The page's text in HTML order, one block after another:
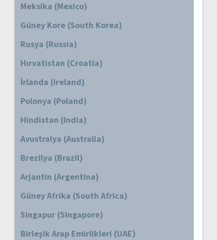
Meksika (Mexico)
Güney Kore (South Korea)
Rusya (Russia)
Hırvatistan (Croatia)
İrlanda (Ireland)
Polonya (Poland)
Hindistan (India)
Avustralya (Australia)
Brezilya (Brazil)
Arjantin (Argentina)
Güney Afrika (South Africa)
Singapur (Singapore)
Birleşik Arap Emirlikleri (UAE)